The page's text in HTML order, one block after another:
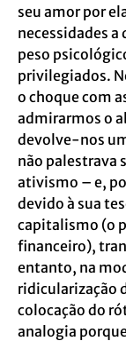
seu amor por
necessidades
peso
privilegiados.
o choque com
admirarmos o
devolve-nos
não palestrava
ativismo – e,
devido à sua
capitalismo (o
financeiro),
entanto, na
ridicularização
colocação do
analogia